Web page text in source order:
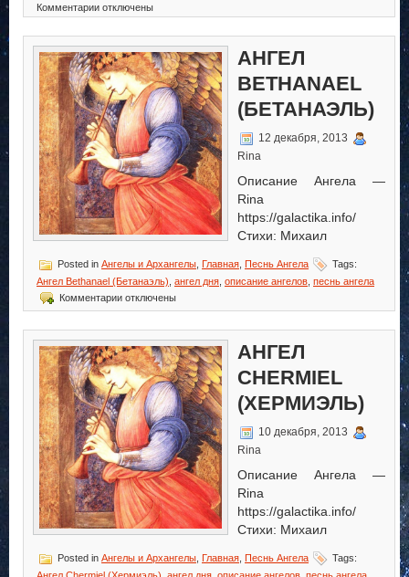
Комментариик
записи
Ангел
Reyayel
(Рейяэль)
отключены
АНГЕЛ
BETHANAEL
(БЕТАНАЭЛЬ)
12 декабря, 2013
Rina
Описание Ангела —
Rina
https://galactika.info/
Стихи: Михаил
Posted in Ангелы и Архангелы Главная Песнь Ангела
Tags:
Ангел Bethanael (Бетанаэль) ангел дня описание ангелов песнь ангела
Комментариик
записи
Bethanael
(Бетанаэль)
отключены
АНГЕЛ
CHERMIEL
(ХЕРМИЭЛЬ)
10 декабря, 2013
Rina
Описание Ангела —
Rina
https://galactika.info/
Стихи: Михаил
Posted in Ангелы и Архангелы Главная Песнь Ангела
Tags: